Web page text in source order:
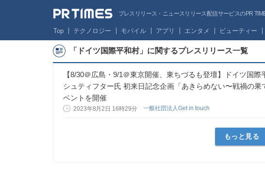
プレスリリース・ニュースリリース配信サービスのPR
Top テクノロジー モバイル アプリ エンタメ ビューティー
「ドイツ国際平和村」に関するプレスリリース一覧
【8/30＠広島・9/1＠東京開催、東ちづるも登壇】ドイツ国際
シュティフター氏 初来日記念企画「あきらめない〜戦禍の果
ベントを開催
2023年8月2日 16時29分 一般社団法人Get in touch
もっと見る